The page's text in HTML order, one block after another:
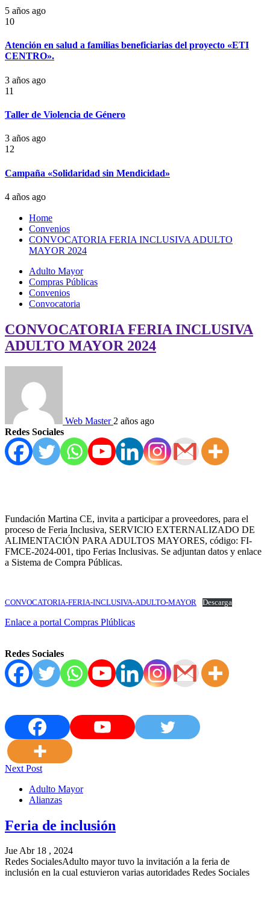
5 años ago
10
Atención en salud a familias beneficiarias del proyecto «ETI
CENTRO».
3 años ago
11
Taller de Violencia de Género
3 años ago
12
Campaña «Solidaridad sin Mendicidad»
4 años ago
Home
Convenios
CONVOCATORIA FERIA INCLUSIVA ADULTO
MAYOR 2024
Adulto Mayor
Compras Públicas
Convenios
Convocatoria
CONVOCATORIA FERIA INCLUSIVA
ADULTO MAYOR 2024
Web Master 2 años ago
Redes Sociales
Fundación Martina CE, invita a participar a proveedores, para el
proceso de Feria Inclusiva, SERVICIO EXTERNALIZADO DE
ALIMENTACIÓN PARA ADULTOS MAYORES, código: FI-
FMCE-2024-001, tipo Ferias Inclusivas. Se adjuntan datos y enlace
a Sistema de Compra Públicas.
CONVOCATORIA-FERIA-INCLUSIVA-ADULTO-MAYOR Descarga
Enlace a portal Compras Plúblicas
Redes Sociales
Next Post
Adulto Mayor
Alianzas
Feria de inclusión
Jue Abr 18 , 2024
Redes SocialesAdulto mayor tuvo la invitación a la feria de
inclusión en la cual estuvieron varias autoridades Redes Sociales